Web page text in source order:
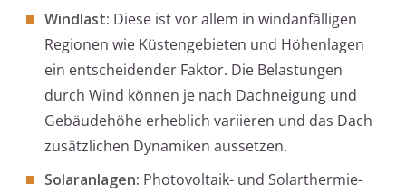
Windlast: Diese ist vor allem in windanfälligen
Regionen wie Küstengebieten und Höhenlagen
ein entscheidender Faktor. Die Belastungen
durch Wind können je nach Dachneigung und
Gebäudehöhe erheblich variieren und das Dach
zusätzlichen Dynamiken aussetzen.
Solaranlagen: Photovoltaik- und Solarthermie-